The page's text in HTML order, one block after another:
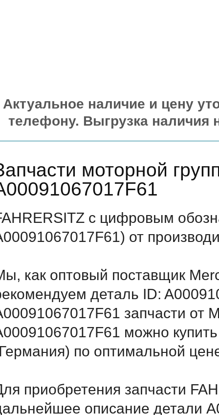
Актуальное наличие и цену
телефону. Выгрузка наличия
моторной
с цифровым
от
как оптовый поставщик
деталь ID:
запчасти от
можно
по оптимальной
приобретения запчасти
описание детали